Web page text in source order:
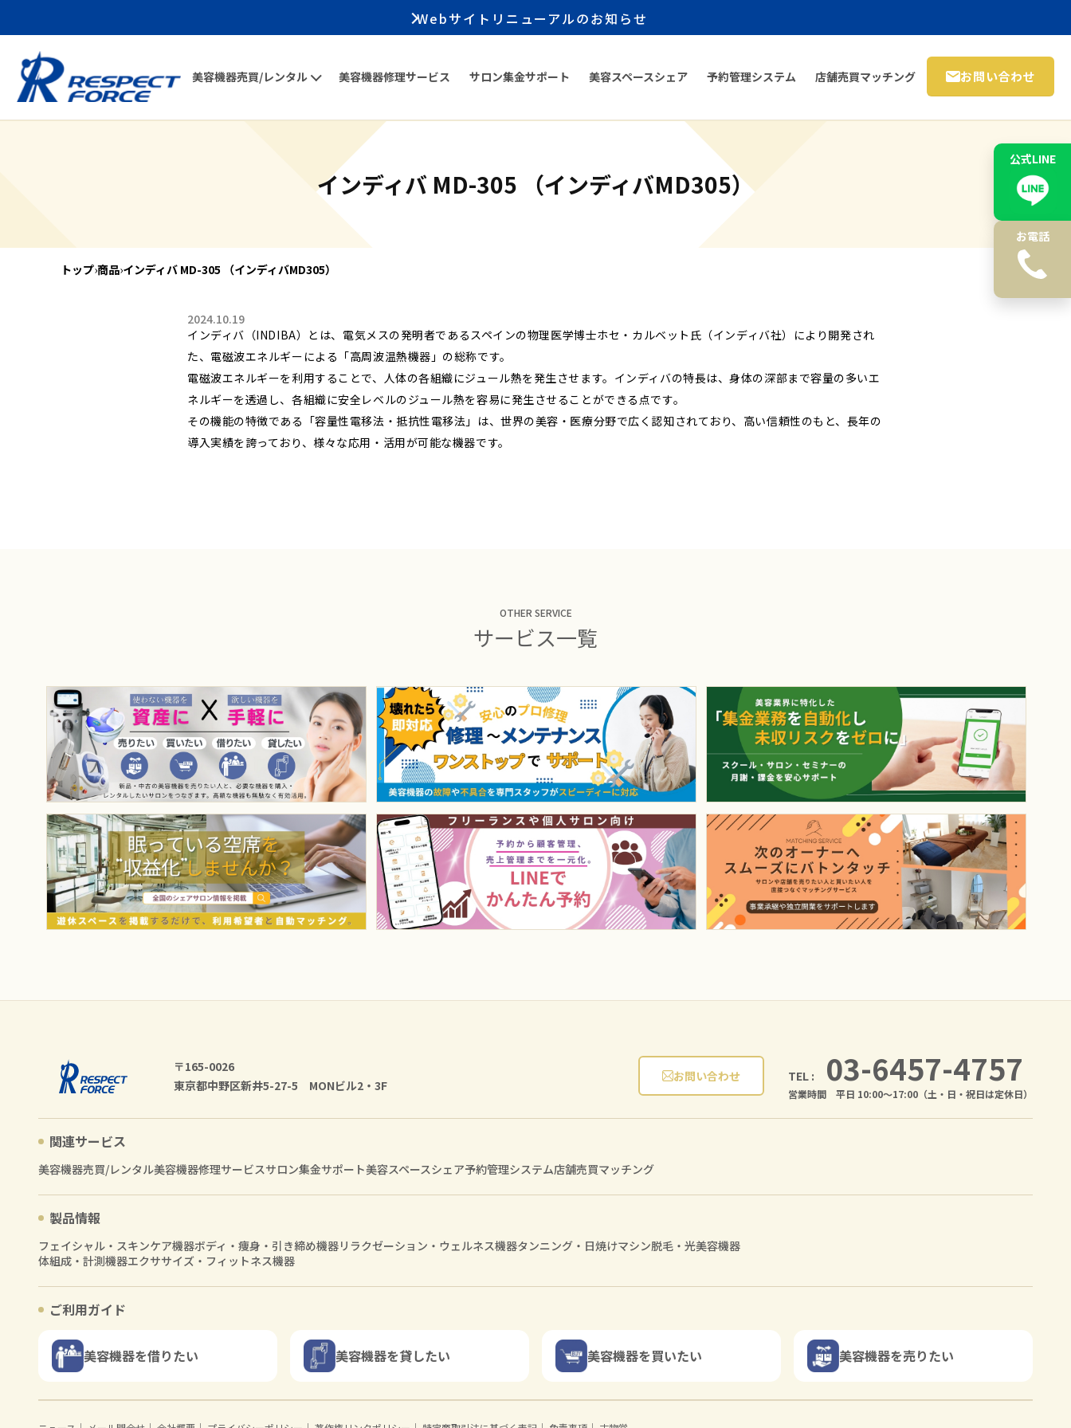
Webサイトリニューアルのお知らせ
美容機器売買/レンタル 美容機器修理サービス サロン集金サポート 美容スペースシェア 予約管理システム 店舗売買マッチング お問い合わせ
公式LINE
お電話
インディバ MD-305 （インディバMD305）
トップ›商品›インディバ MD-305 （インディバMD305）
2024.10.19
インディバ（INDIBA）とは、電気メスの発明者であるスペインの物理医学博士ホセ・カルベット氏（インディバ社）により開発され
た、電磁波エネルギーによる「高周波温熱機器」の総称です。
電磁波エネルギーを利用することで、人体の各組織にジュール熱を発生させます。インディバの特長は、身体の深部まで容量の多いエ
ネルギーを透過し、各組織に安全レベルのジュール熱を容易に発生させることができる点です。
その機能の特徴である「容量性電移法・抵抗性電移法」は、世界の美容・医療分野で広く認知されており、高い信頼性のもと、長年の
導入実績を誇っており、様々な応用・活用が可能な機器です。
OTHER SERVICE
サービス一覧
〒165-0026
東京都中野区新井5-27-5 MONビル2・3F
お問い合わせ TEL : 03-6457-4757
営業時間 平日 10:00〜17:00（土・日・祝日は定休日）
関連サービス
美容機器売買/レンタル美容機器修理サービスサロン集金サポート美容スペースシェア予約管理システム店舗売買マッチング
製品情報
フェイシャル・スキンケア機器ボディ・痩身・引き締め機器リラクゼーション・ウェルネス機器タンニング・日焼けマシン脱毛・光美容機器
体組成・計測機器エクササイズ・フィットネス機器
ご利用ガイド
美容機器を借りたい 美容機器を貸したい 美容機器を買いたい 美容機器を売りたい